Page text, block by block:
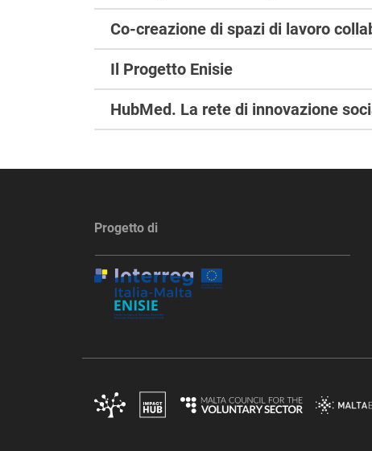
Co-creazione di spazi di lavoro
Il Progetto Enisie
HubMed. La rete di innovazione
Progetto di